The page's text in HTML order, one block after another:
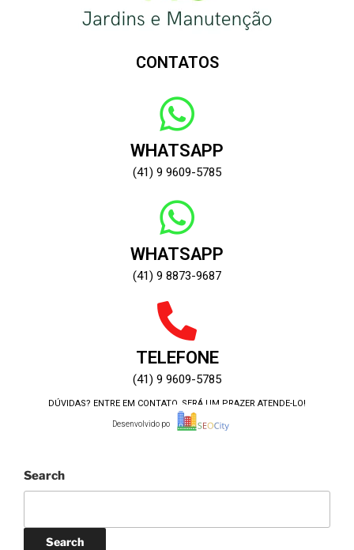
CONTATOS
WHATSAPP
(41) 9 9609-5785
WHATSAPP
(41) 9 8873-9687
TELEFONE
(41) 9 9609-5785
DÚVIDAS? ENTRE EM CONTATO, SERÁ UM PRAZER ATENDE-LO!
Desenvolvido por:
Search
Search